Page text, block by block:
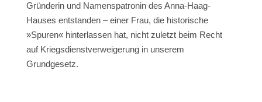
Gründerin und Namenspatronin des Anna-Haag-
Hauses entstanden – einer Frau, die historische
»Spuren« hinterlassen hat, nicht zuletzt beim Recht
auf Kriegsdienstverweigerung in unserem
Grundgesetz.